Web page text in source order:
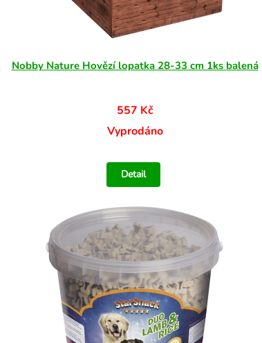
Nobby Nature Hovězí lopatka 28-33 cm 1ks balená
557 Kč
Vyprodáno
Detail